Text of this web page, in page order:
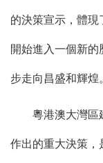
的決策宣示，體
開始進入一個新
步走向昌盛和輝煌。
粵港澳大灣區
作出的重大決策